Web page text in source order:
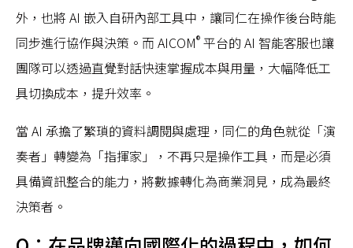
外，也將 AI 嵌入自研內部工具中，讓同仁在操作後台時能
同步進行協作與決策。而 AICOM® 平台的 AI 智能客服也讓
團隊可以透過直覺對話快速掌握成本與用量，大幅降低工
具切換成本，提升效率。
當 AI 承擔了繁瑣的資料調閱與處理，同仁的角色就從「演
奏者」轉變為「指揮家」，不再只是操作工具，而是必須
具備資訊整合的能力，將數據轉化為商業洞見，成為最終
決策者。